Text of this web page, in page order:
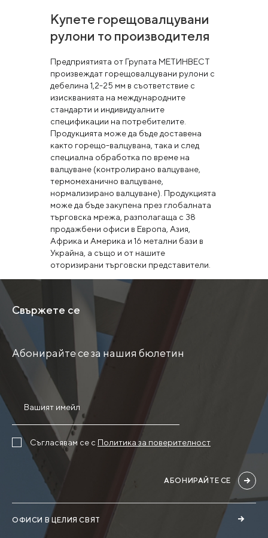
Купете горещовалцувани
рулони то производителя
Предприятията от Групата МЕТИНВЕСТ
произвеждат горещовалцувани рулони с
дебелина 1,2-25 мм в съответствие с
изискванията на международните
стандарти и индивидуалните
спецификации на потребителите.
Продукцията може да бъде доставена
както горещо-валцувана, така и след
специална обработка по време на
валцуване (контролирано валцуване,
термомеханично валцуване,
нормализирано валцуване). Продукцията
може да бъде закупена през глобалната
търговска мрежа, разполагаща с 38
продажбени офиси в Европа, Азия,
Африка и Америка и 16 метални бази в
Украйна, а също и от нашите
оторизирани търговски представители.
Свържете се
Абонирайте се за нашия бюлетин
ОФИСИ В ЦЕЛИЯ СВЯТ
Съгласявам се с Политика за поверителност
АБОНИРАЙТЕ СЕ